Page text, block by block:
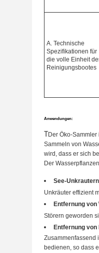
A. Technische
Spezifikationen für
die volle Einheit
Reinigungsbootes
Anwendungen:
TDer Öko-
Sammeln von
wird, dass er sich
Der
See-
Unkräuter effizient
Entfernung
Störern geworden
Entfernung von
Zusammenfassend
bedienen, so dass